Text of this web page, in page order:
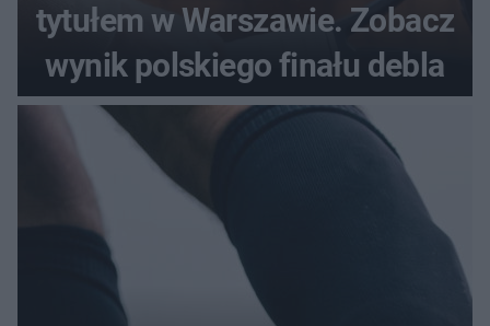
tytułem w Warszawie. Zobacz
wynik polskiego finału debla